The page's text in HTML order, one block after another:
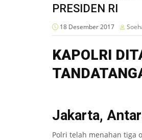
PRESIDEN RI
18 Desember 2017
KAPOLRI
Jakarta,
Polri telah menahan tiga